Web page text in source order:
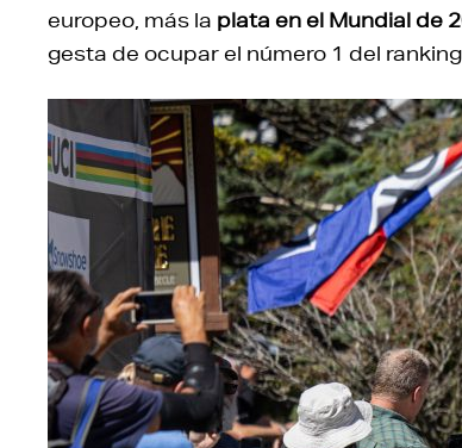
europeo, más la plata en el Mundial de
gesta de ocupar el número 1 del